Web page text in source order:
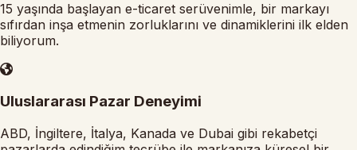
15 yaşında başlayan e-ticaret serüvenimle, bir markayı
sıfırdan inşa etmenin zorluklarını ve dinamiklerini ilk elden
biliyorum.
Uluslararası Pazar Deneyimi
ABD, İngiltere, İtalya, Kanada ve Dubai gibi rekabetçi